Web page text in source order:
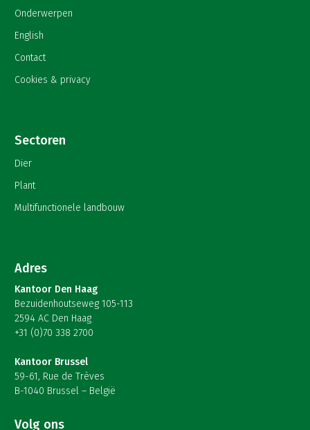
Onderwerpen
English
Contact
Cookies & privacy
Sectoren
Dier
Plant
Multifunctionele landbouw
Adres
Kantoor Den Haag
Bezuidenhoutseweg 105-113
2594 AC Den Haag
+31 (0)70 338 2700
Kantoor Brussel
59-61, Rue de Trèves
B-1040 Brussel – België
Volg ons